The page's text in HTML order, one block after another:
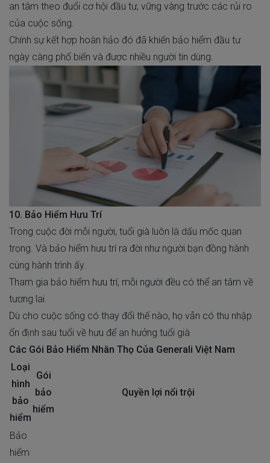
an tâm theo đuổi cơ hội đầu tư, vững vàng trước các rủi ro
của cuộc sống.
Chính sự kết hợp hoàn hảo đó đã khiến bảo hiểm đầu tư
ngày càng phổ biến và được nhiều người tin dùng.
10. Bảo Hiểm Hưu Trí
Trong cuộc đời mỗi người, tuổi già luôn là dấu mốc quan
trọng. Và bảo hiểm hưu trí ra đời như người bạn đồng hành
cùng hành trình ấy.
Tham gia bảo hiểm hưu trí, mỗi người đều có thể an tâm về
tương lai.
Dù cho cuộc sống có thay đổi thế nào, họ vẫn có thu nhập
ổn định sau tuổi về hưu để an hưởng tuổi già
Các Gói Bảo Hiểm Nhân Thọ Của Generali Việt Nam
Loại
hình
bảo
hiểm
Gói
bảo
hiểm
Quyền lợi nổi trội
Bảo
hiểm